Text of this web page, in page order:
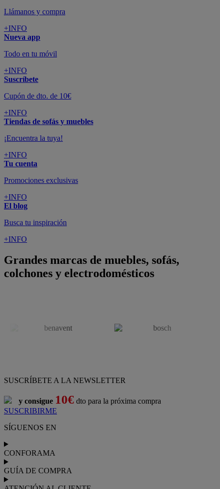
Llámanos y compra
+INFO
Nueva app
Todo en tu móvil
+INFO
Suscríbete
Cupón de dto. de 10€
+INFO
Tiendas de sofás y muebles
¡Encuentra la tuya!
+INFO
Tu cuenta
Promociones exclusivas
+INFO
El blog
Busca tu inspiración
+INFO
Grandes marcas de muebles, sofás,
colchones y electrodomésticos
SUSCRÍBETE A LA NEWSLETTER
y consigue 10€ dto para la próxima compra
SUSCRIBIRME
SÍGUENOS EN
CONFORAMA
GUÍA DE COMPRA